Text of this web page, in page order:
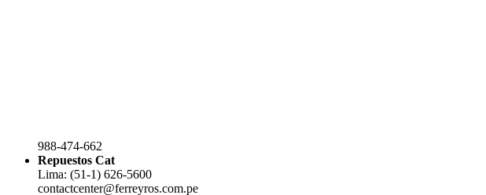
988-474-662
Repuestos Cat
Lima: (51-1) 626-5600
contactcenter@ferreyros.com.pe